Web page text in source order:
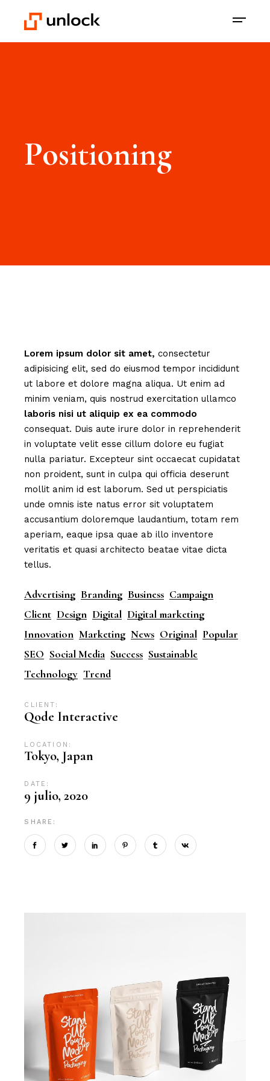
Positioning
Lorem ipsum dolor sit amet, consectetur
adipisicing elit, sed do eiusmod tempor incididunt
ut labore et dolore magna aliqua. Ut enim ad
minim veniam, quis nostrud exercitation ullamco
laboris nisi ut aliquip ex ea commodo
consequat. Duis aute irure dolor in reprehenderit
in voluptate velit esse cillum dolore eu fugiat
nulla pariatur. Excepteur sint occaecat cupidatat
non proident, sunt in culpa qui officia deserunt
mollit anim id est laborum. Sed ut perspiciatis
unde omnis iste natus error sit voluptatem
accusantium doloremque laudantium, totam rem
aperiam, eaque ipsa quae ab illo inventore
veritatis et quasi architecto beatae vitae dicta
tellus.
Advertising Branding Business Campaign
Client Design Digital Digital marketing
Innovation Marketing News Original Popular
SEO Social Media Success Sustainable
Technology Trend
CLIENT:
Qode Interactive
LOCATION:
Tokyo, Japan
DATE:
9 julio, 2020
SHARE: